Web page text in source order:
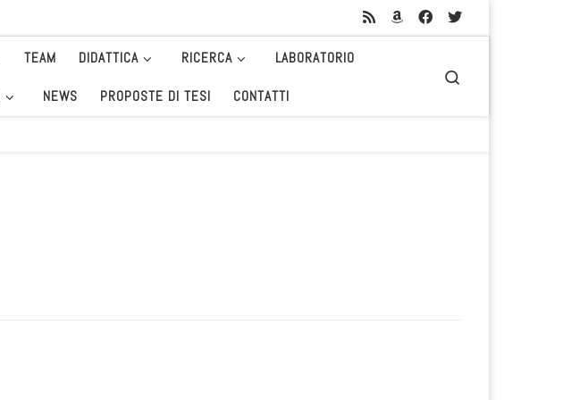
TEAM DIDATTICA RICERCA LABORATORIO
NEWS PROPOSTE DI TESI CONTATTI